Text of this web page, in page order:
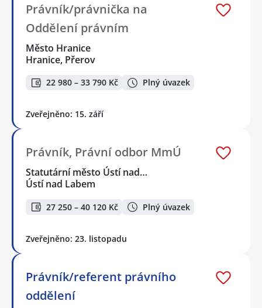
Právník/právnička na
Oddělení právním
Město Hranice
Hranice, Přerov
22 980 – 33 790 Kč Plný úvazek
Zveřejněno: 15. září
Právník, Právní odbor MmÚ
Statutární město Ústí nad…
Ústí nad Labem
27 250 – 40 120 Kč Plný úvazek
Zveřejněno: 23. listopadu
Právník/referent právního
oddělení